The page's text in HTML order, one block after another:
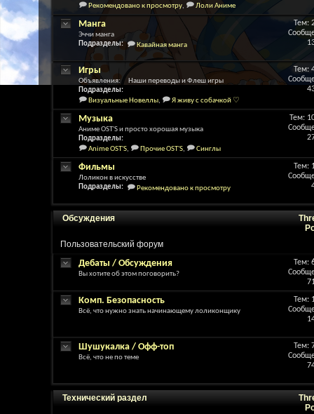
Рекомендовано к просмотру, Лоли Аниме
Манга
Эччи манга
Подразделы:
Кавайная манга
Тем:
Игры
Объявления: Наши переводы и Флеш игры
Подразделы:
Визуальные Новеллы, Я живу с собачкой ♡
Тем:
Музыка
Аниме OST'S и просто хорошая музыка
Подразделы:
Anime OST'S, Прочие OST'S, Синглы
Тем:
Фильмы
Лоликон в искусстве
Подразделы:
Рекомендовано к просмотру
Тем:
Обсуждения
Пользовательский форум
Дебаты / Обсуждения
Вы хотите об этом поговорить?
Тем:
Комп. Безопасность
Всё, что нужно знать начинающему лоликонщику
Тем:
Шушукалка / Офф-топ
Всё, что не по теме
Тем:
Технический раздел